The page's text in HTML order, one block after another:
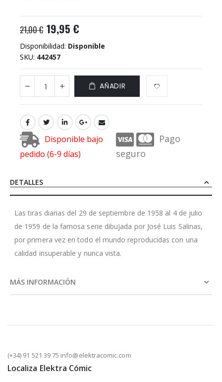
21,00 € 19,95 €
Disponibilidad: Disponible
SKU 442457
AÑADIR
Disponible bajo
pedido (6-9 días)
Pago
seguro
DETALLES
Las tiras diarias del 29 de septiembre de 1958 al 4 de julio
de 1959 de la famosa serie dibujada por José Luis Salinas,
por primera vez en todo el mundo reproducidas con una
calidad insuperable y nunca vista.
MÁS INFORMACIÓN
(+34) 91 521 39 75 info@elektracomic.com
Localiza Elektra Cómic